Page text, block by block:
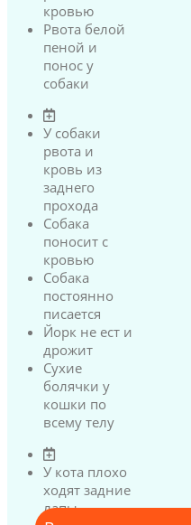
кровью
Рвота белой
пеной и
понос у
собаки
У собаки
рвота и
кровь из
заднего
прохода
Собака
поносит с
кровью
Собака
постоянно
писается
Йорк не ест и
дрожит
Сухие
болячки у
кошки по
всему телу
У кота плохо
ходят задние
лапы